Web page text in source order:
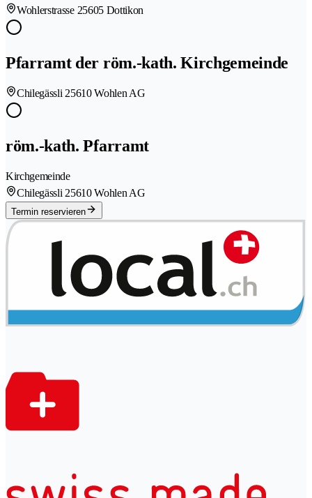
Wohlerstrasse 25605 Dottikon
Pfarramt der röm.-kath. Kirchgemeinde
Chilegässli 25610 Wohlen AG
röm.-kath. Pfarramt
Kirchgemeinde
Chilegässli 25610 Wohlen AG
Termin reservieren